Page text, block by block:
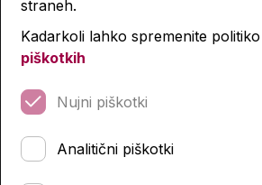
Blok, Akta, A4, 100-listni, 9 mm,
straneh.
Kadarkoli lahko spremenite
piškotkih
Nujni piškotki
Analitični piškotki